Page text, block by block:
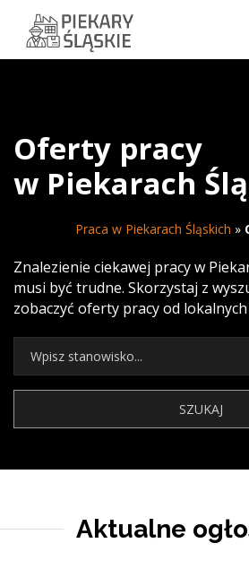
Oferty pracy
w Piekarach
Praca w Piekarach Śląskich »
Znalezienie ciekawej pracy w
musi być trudne. Skorzystaj z
zobaczyć oferty pracy od
Aktualne